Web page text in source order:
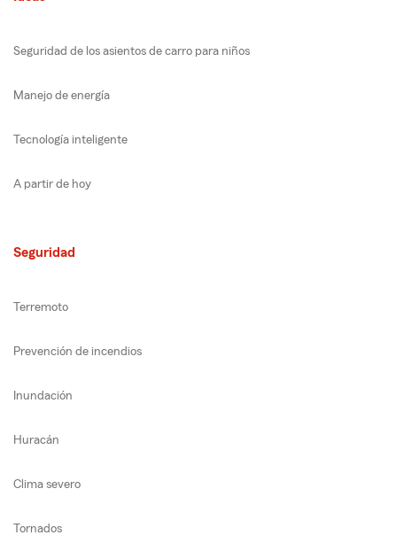
Seguridad de los asientos de carro para niños
Manejo de energía
Tecnología inteligente
A partir de hoy
Seguridad
Terremoto
Prevención de incendios
Inundación
Huracán
Clima severo
Tornados